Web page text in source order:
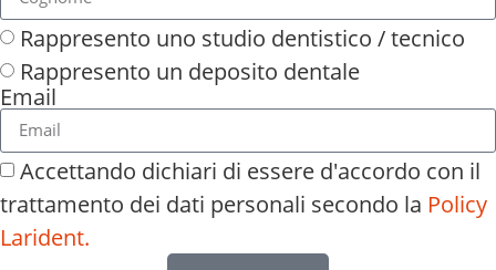
Rappresento uno studio dentistico / tecnico
Rappresento un deposito dentale
Email
Accettando dichiari di essere d'accordo con il
trattamento dei dati personali secondo la Policy
Larident.